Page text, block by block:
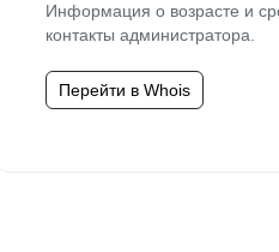
Информация о возрасте и
контакты администратора.
Перейти в Whois